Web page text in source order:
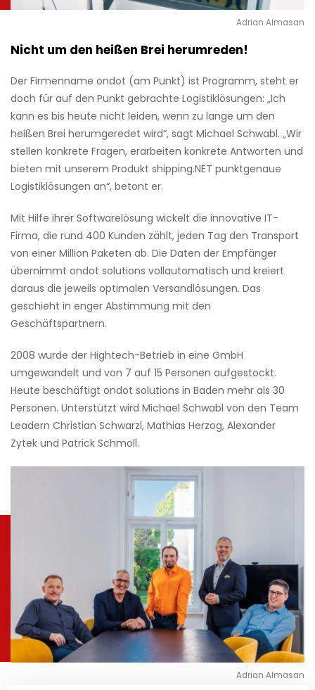
Adrian Almasan
Nicht um den heißen Brei herumreden!
Der Firmenname ondot (am Punkt) ist Programm, steht er
doch für auf den Punkt gebrachte Logistiklösungen: „Ich
kann es bis heute nicht leiden, wenn zu lange um den
heißen Brei herumgeredet wird“, sagt Michael Schwabl. „Wir
stellen konkrete Fragen, erarbeiten konkrete Antworten und
bieten mit unserem Produkt shipping.NET punktgenaue
Logistiklösungen an“, betont er.
Mit Hilfe ihrer Softwarelösung wickelt die innovative IT-
Firma, die rund 400 Kunden zählt, jeden Tag den Transport
von einer Million Paketen ab. Die Daten der Empfänger
übernimmt ondot solutions vollautomatisch und kreiert
daraus die jeweils optimalen Versandlösungen. Das
geschieht in enger Abstimmung mit den
Geschäftspartnern.
2008 wurde der Hightech-Betrieb in eine GmbH
umgewandelt und von 7 auf 15 Personen aufgestockt.
Heute beschäftigt ondot solutions in Baden mehr als 30
Personen. Unterstützt wird Michael Schwabl von den Team
Leadern Christian Schwarzl, Mathias Herzog, Alexander
Zytek und Patrick Schmoll.
Adrian Almasan